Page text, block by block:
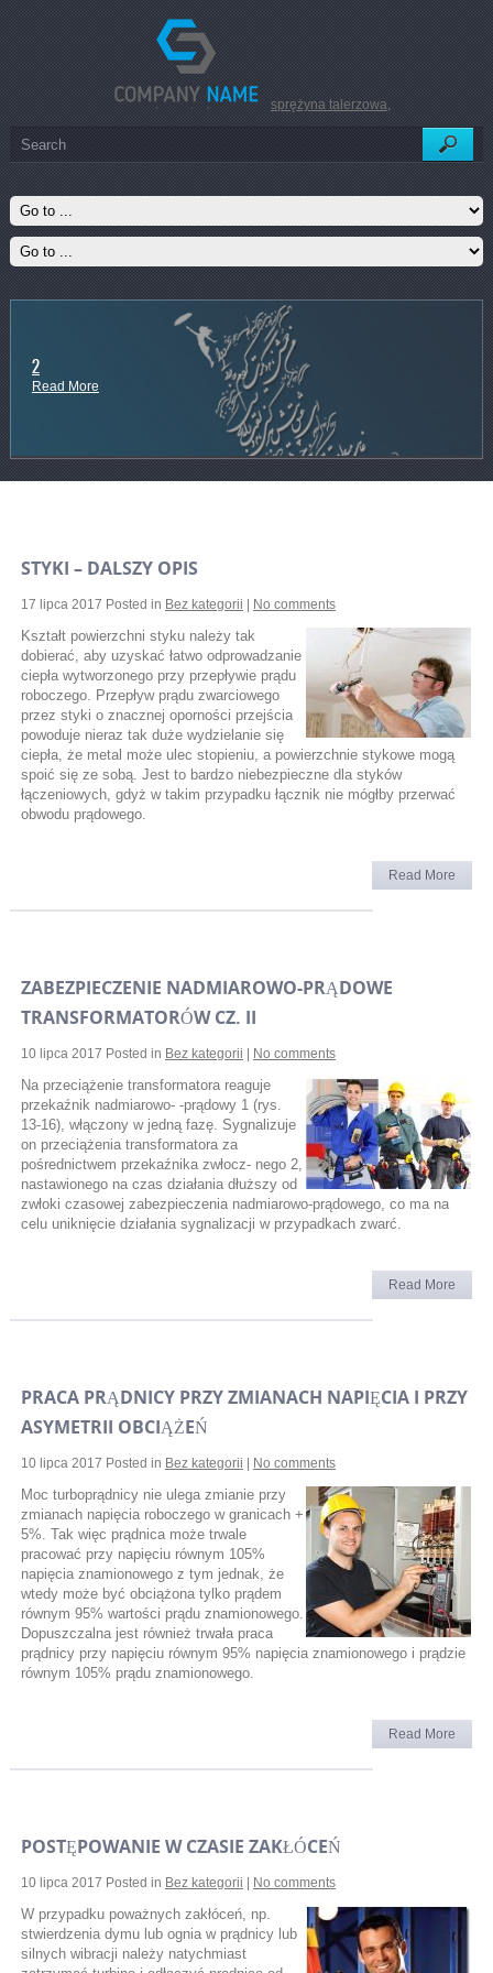
sprężyna talerzowa,
2
Read More
STYKI – DALSZY OPIS
17 lipca 2017 Posted in Bez kategorii No comments
Kształt powierzchni styku należy tak
dobierać, aby uzyskać łatwo odprowadzanie
ciepła wytworzonego przy przepływie prądu
roboczego. Przepływ prądu zwarciowego
przez styki o znacznej oporności przejścia
powoduje nieraz tak duże wydzielanie się
ciepła, że metal może ulec stopieniu, a powierzchnie stykowe mogą
spoić się ze sobą. Jest to bardzo niebezpieczne dla styków
łączeniowych, gdyż w takim przypadku łącznik nie mógłby przerwać
obwodu prądowego.
Read More
ZABEZPIECZENIE NADMIAROWO-PRĄDOWE
TRANSFORMATORÓW CZ. II
10 lipca 2017 Posted in Bez kategorii No comments
Na przeciążenie transformatora reaguje
przekaźnik nadmiarowo- -prądowy 1 (rys.
13-16), włączony w jedną fazę. Sygnalizuje
on przeciążenia transformatora za
pośrednictwem przekaźnika zwłocz- nego 2,
nastawionego na czas działania dłuższy od
zwłoki czasowej zabezpieczenia nadmiarowo-prądowego, co ma na
celu uniknięcie działania sygnalizacji w przypadkach zwarć.
Read More
PRACA PRĄDNICY PRZY ZMIANACH NAPIĘCIA I PRZY
ASYMETRII OBCIĄŻEŃ
10 lipca 2017 Posted in Bez kategorii No comments
Moc turboprądnicy nie ulega zmianie przy
zmianach napięcia roboczego w granicach +
5%. Tak więc prądnica może trwale
pracować przy napięciu równym 105%
napięcia znamionowego z tym jednak, że
wtedy może być obciążona tylko prądem
równym 95% wartości prądu znamionowego.
Dopuszczalna jest również trwała praca
prądnicy przy napięciu równym 95% napięcia znamionowego i prądzie
równym 105% prądu znamionowego.
Read More
POSTĘPOWANIE W CZASIE ZAKŁÓCEŃ
10 lipca 2017 Posted in Bez kategorii No comments
W przypadku poważnych zakłóceń, np.
stwierdzenia dymu lub ognia w prądnicy lub
silnych wibracji należy natychmiast